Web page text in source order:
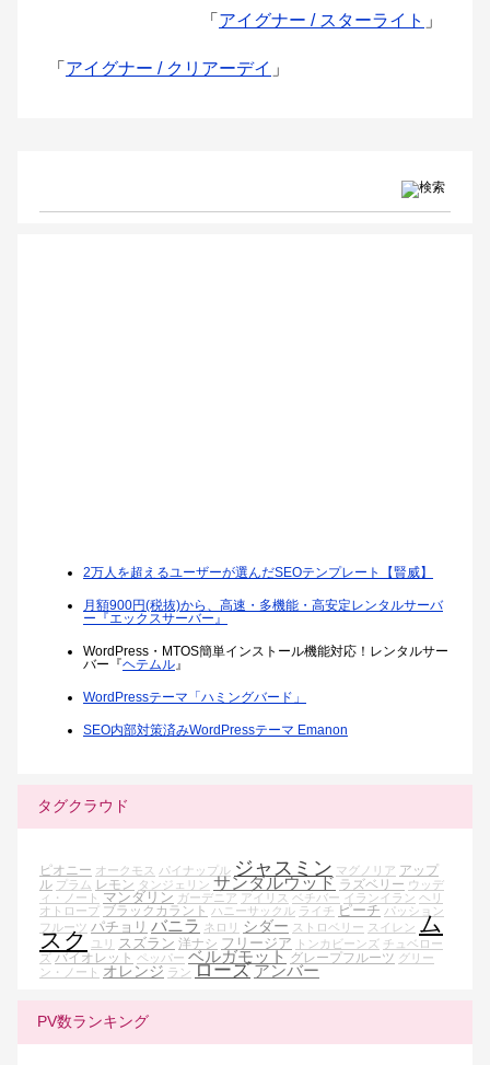
「 アイグナー / スターライト 」
「 アイグナー / クリアーデイ 」
2万人を超えるユーザーが選んだSEOテンプレート【賢威】
月額900円(税抜)から、高速・多機能・高安定レンタルサーバ
ー『エックスサーバー』
WordPress・MTOS簡単インストール機能対応！レンタルサー
バー『ヘテムル』
WordPressテーマ「ハミングバード」
SEO内部対策済みWordPressテーマ Emanon
タグクラウド
ピオニー オークモス パイナップル ジャスミン マグノリア アップ
ル プラム レモン タンジェリン サンダルウッド ラズベリー ウッデ
ィ・ノート マンダリン ガーデニア アイリス ベチバー イランイラン ヘリ
オトロープ ブラックカラント ハニーサックル ライチ ピーチ パッション
フルーツ パチョリ バニラ ネロリ シダー ストロベリー スイレン ム
スク ユリ スズラン 洋ナシ フリージア トンカビーンズ チュベロー
ズ バイオレット ペッパー ベルガモット グレープフルーツ グリー
ン・ノート オレンジ ラン ローズアンバー
PV数ランキング